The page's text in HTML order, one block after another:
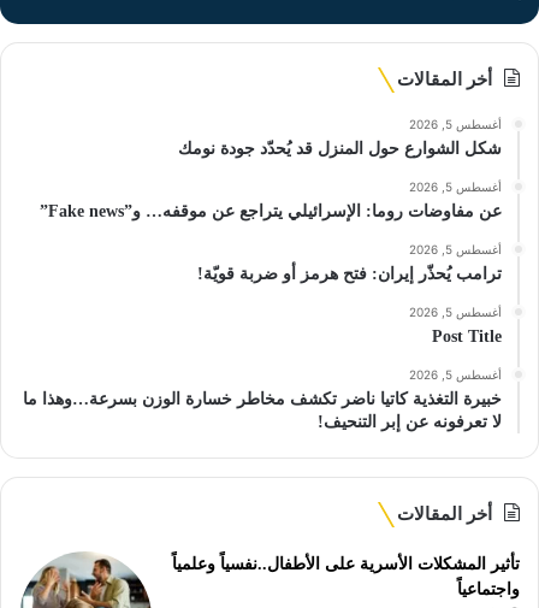
أخر المقالات
أغسطس 5, 2026
شكل الشوارع حول المنزل قد يُحدّد جودة نومك
أغسطس 5, 2026
عن مفاوضات روما: الإسرائيلي يتراجع عن موقفه… و”Fake news”
أغسطس 5, 2026
ترامب يُحذّر إيران: فتح هرمز أو ضربة قويّة!
أغسطس 5, 2026
Post Title
أغسطس 5, 2026
خبيرة التغذية كاتيا ناضر تكشف مخاطر خسارة الوزن بسرعة…وهذا ما
لا تعرفونه عن إبر التنحيف!
أخر المقالات
تأثير المشكلات الأسرية على الأطفال..نفسياً وعلمياً
واجتماعياً